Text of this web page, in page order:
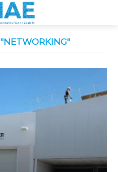
"NETWORKING"